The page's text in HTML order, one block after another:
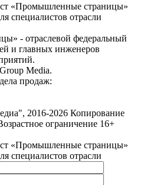
«Промышленные страницы»
специалистов отрасли
- отраслевой федеральный
и главных инженеров
Media.
продаж:
2016-2026 Копирование
ограничение 16+
«Промышленные страницы»
специалистов отрасли